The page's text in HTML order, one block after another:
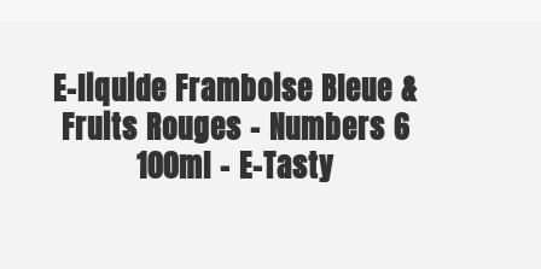
E-liquide Framboise Bleue &
Fruits Rouges – Numbers 6
100ml – E-Tasty